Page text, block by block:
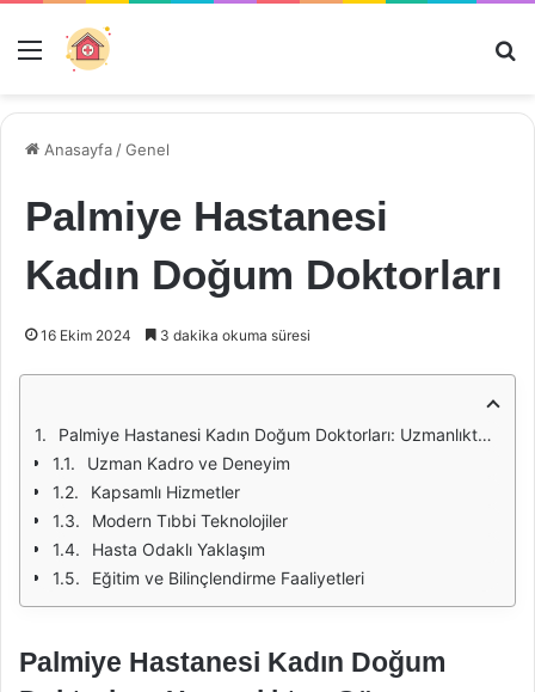
Menü
Anasayfa /Genel
Palmiye Hastanesi
Kadın Doğum Doktorları
16 Ekim 2024 3 dakika okuma süresi
Palmiye Hastanesi Kadın Doğum Doktorları: Uzmanlıktan Güvene
Uzman Kadro ve Deneyim
Kapsamlı Hizmetler
Modern Tıbbi Teknolojiler
Hasta Odaklı Yaklaşım
Eğitim ve Bilinçlendirme Faaliyetleri
Palmiye Hastanesi Kadın Doğum